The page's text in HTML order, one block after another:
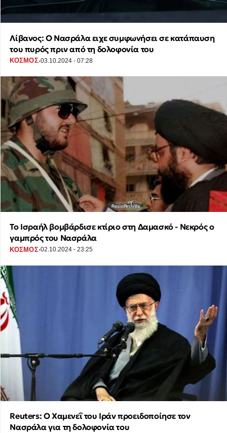
Λίβανος: Ο Νασράλα ειχε συμφωνήσει σε κατάπαυση
του πυρός πριν από τη δολοφονία του
ΚΟΣΜΟΣ·03.10.2024 - 07:28
Το Ισραήλ βομβάρδισε κτίριο στη Δαμασκό - Νεκρός ο
γαμπρός του Νασράλα
ΚΟΣΜΟΣ·02.10.2024 - 23:25
Reuters: Ο Xαμενεΐ του Ιράν προειδοποίησε τον
Νασράλα για τη δολοφονία του